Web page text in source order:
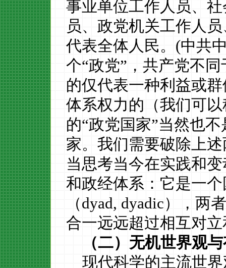
事业单位工作人员、
员、政党机关工作人
代表全体人民。(中共
个“政党”，共产党不
的仅代表一种利益或
体系权力的（我们可
的“政党国家”当然也
家。我们需要破除上
当思考当今在实践和
和政经体系：它是一
（dyad, dyadic），两
合一远远超过相互对
（二）无机世界观
现代科学的主流世